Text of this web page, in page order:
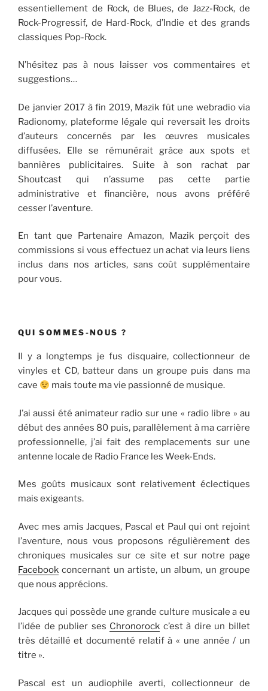
essentiellement de Rock, de Blues, de Jazz-Rock, de
Rock-Progressif, de Hard-Rock, d’Indie et des grands
classiques Pop-Rock.
N’hésitez pas à nous laisser vos commentaires et
suggestions…
De janvier 2017 à fin 2019, Mazik fût une webradio via
Radionomy, plateforme légale qui reversait les droits
d’auteurs concernés par les œuvres musicales
diffusées. Elle se rémunérait grâce aux spots et
bannières publicitaires. Suite à son rachat par
Shoutcast qui n’assume pas cette partie
administrative et financière, nous avons préféré
cesser l’aventure.
En tant que Partenaire Amazon, Mazik perçoit des
commissions si vous effectuez un achat via leurs liens
inclus dans nos articles, sans coût supplémentaire
pour vous.
QUI SOMMES-NOUS ?
Il y a longtemps je fus disquaire, collectionneur de
vinyles et CD, batteur dans un groupe puis dans ma
cave
mais toute ma vie passionné de musique.
J’ai aussi été animateur radio sur une « radio libre » au
début des années 80 puis, parallèlement à ma carrière
professionnelle, j’ai fait des remplacements sur une
antenne locale de Radio France les Week-Ends.
Mes goûts musicaux sont relativement éclectiques
mais exigeants.
Avec mes amis Jacques, Pascal et Paul qui ont rejoint
l’aventure, nous vous proposons régulièrement des
chroniques musicales sur ce site et sur notre page
Facebook concernant un artiste, un album, un groupe
que nous apprécions.
Jacques qui possède une grande culture musicale a eu
l’idée de publier ses Chronorock c’est à dire un billet
très détaillé et documenté relatif à « une année / un
titre ».
Pascal est un audiophile averti, collectionneur de